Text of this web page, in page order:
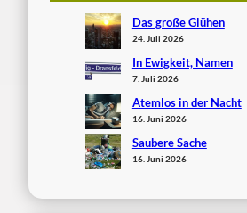
Das große Glühen
24. Juli 2026
In Ewigkeit, Namen
7. Juli 2026
Atemlos in der Nacht
16. Juni 2026
Saubere Sache
16. Juni 2026